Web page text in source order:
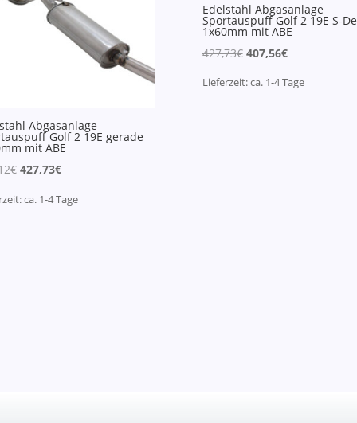
Abgasanlage
Golf 2 19E gerade
mit ABE
€ Ursprünglicher
427,73€Aktueller
ist:
ca. 1-4Tage
Edelstahl Abgasanlage
Sportauspuff Golf 2 19E S-
1x60mm mit ABE
427,73€ Ursprünglicher
407,56€Aktueller
ist:
Lieferzeit:ca. 1-4Tage